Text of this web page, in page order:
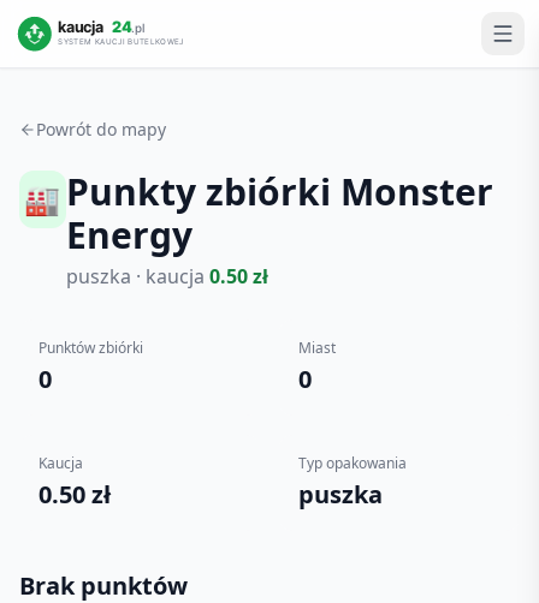
Powrót do mapy
🏭Punkty zbiórki Monster
Energy
puszka · kaucja 0.50zł
Punktów zbiórki
0
Miast
0
Kaucja
0.50 zł
Typ opakowania
puszka
Brak punktów